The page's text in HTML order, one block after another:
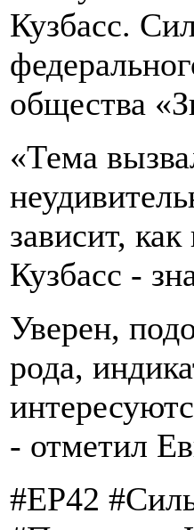
Кузбасс.
общества
«Тема
зависит,
Кузбасс -
Уверен,
рода,
- отметил
#ЕР42